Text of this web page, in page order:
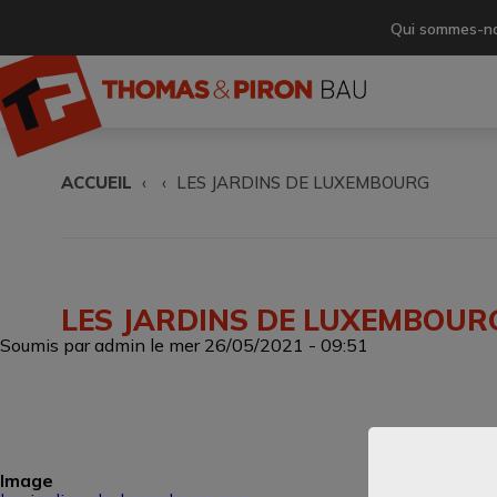
contenu
principal
Header
Qui sommes-
ACCUEIL LES JARDINS DE LUXEMBOURG
LES JARDINS DE
Soumis paradmin le mer 26/05/2021 - 09:51
Image